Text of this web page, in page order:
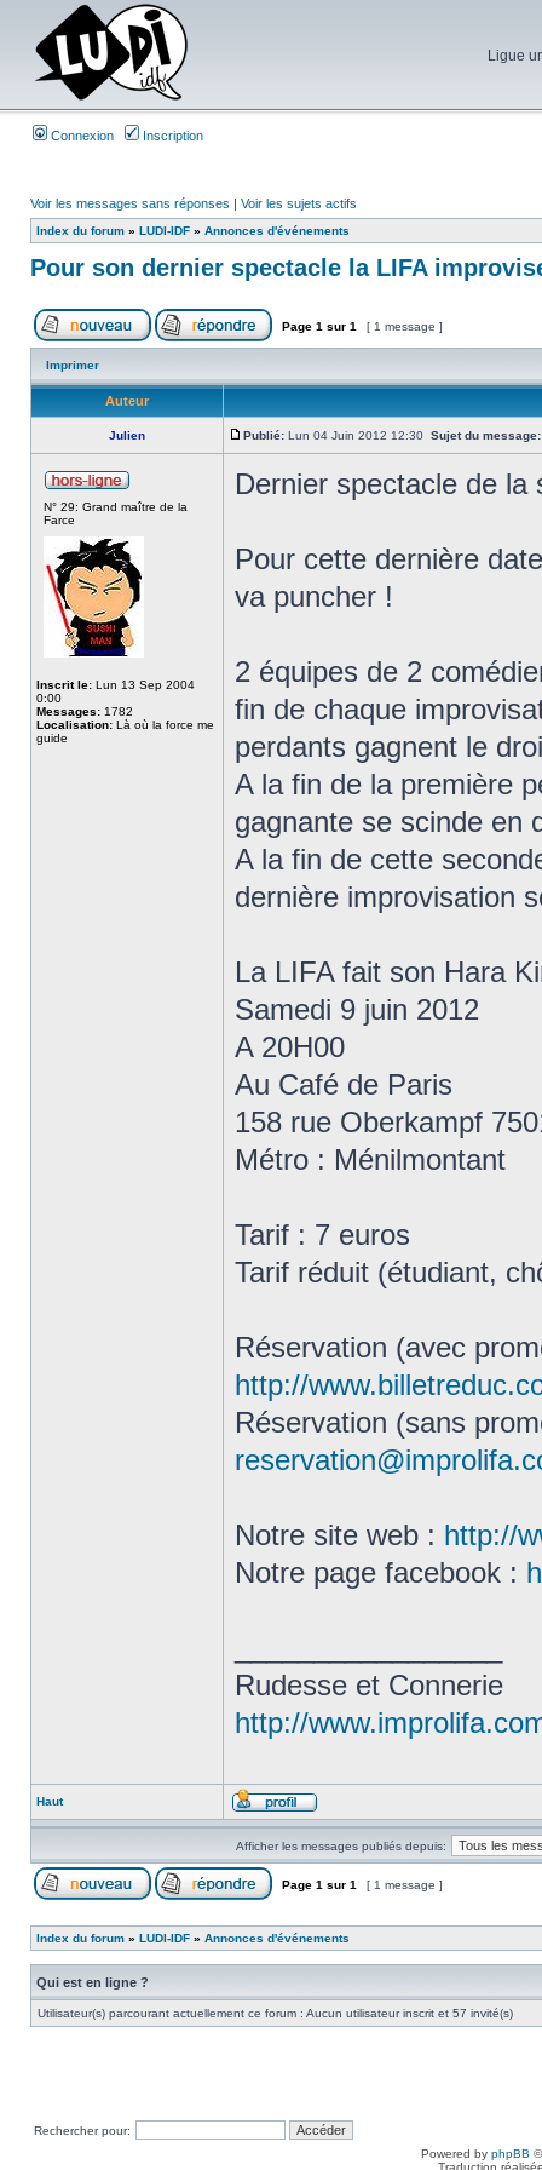
Ligue
Connexion Inscription
Voir les messages sans réponses | Voir les sujets actifs
Index du forum » LUDI-IDF » Annonces d'événements
Pour son dernier spectacle la LIFA
Page 1 sur 1 [ 1 message ]
Imprimer
Auteur
Julien Publié: Lun 04 Juin 2012 12:30 Sujet du message:
N° 29: Grand maître de la
Farce
Inscrit le: Lun 13 Sep 2004
0:00
Messages: 1782
Localisation: Là où la force me
guide
Dernier spectacle de la
Pour cette dernière
va puncher !
2 équipes de 2
fin de chaque
perdants gagnent le
A la fin de la première
gagnante se scinde en
A la fin de cette
dernière improvisation
La LIFA fait son Hara
Samedi 9 juin 2012
A 20H00
Au Café de Paris
158 rue Oberkampf
Métro : Ménilmontant
Tarif : 7 euros
Tarif réduit (étudiant,
Réservation (avec
http://
Réservation (sans
Notre site web : http://
Notre page facebook :
Rudesse et Connerie
http://
Haut
Afficher les messages publiés depuis:
Page 1 sur 1 [ 1 message ]
Index du forum » LUDI-IDF » Annonces d'événements
Qui est en ligne ?
Utilisateur(s) parcourant actuellement ce forum : Aucun utilisateur inscrit et 57 invité(s)
Rechercher pour:
Powered by phpBB
Traduction